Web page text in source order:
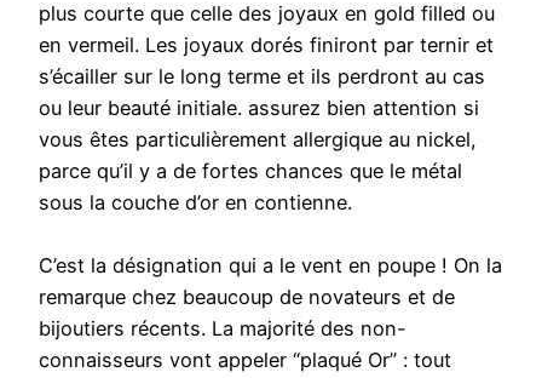
plus courte que celle des joyaux en gold filled ou
en vermeil. Les joyaux dorés finiront par ternir et
s’écailler sur le long terme et ils perdront au cas
ou leur beauté initiale. assurez bien attention si
vous êtes particulièrement allergique au nickel,
parce qu’il y a de fortes chances que le métal
sous la couche d’or en contienne.
C’est la désignation qui a le vent en poupe ! On la
remarque chez beaucoup de novateurs et de
bijoutiers récents. La majorité des non-
connaisseurs vont appeler “plaqué Or” : tout